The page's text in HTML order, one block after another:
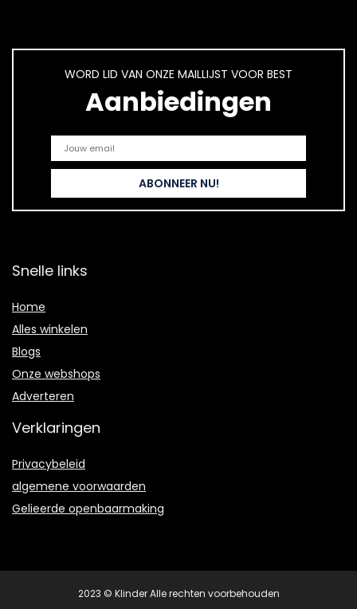
WORD LID VAN ONZE MAILLIJST VOOR BEST
Aanbiedingen
Snelle links
Home
Alles winkelen
Blogs
Onze webshops
Adverteren
Verklaringen
Privacybeleid
algemene voorwaarden
Gelieerde openbaarmaking
2023 © Klinder Alle rechten voorbehouden